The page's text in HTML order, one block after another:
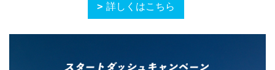
詳しくはこちら